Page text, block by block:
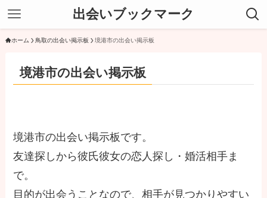
出会いブックマーク
ホーム 鳥取の出会い掲示板 境港市の出会い掲示板
境港市の出会い掲示板
境港市の出会い掲示板です。
友達探しから彼氏彼女の恋人探し・婚活相手ま
で。
目的が出会うことなので、相手が見つかりやすい